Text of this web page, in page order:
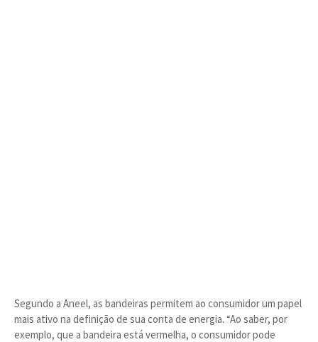
Segundo a Aneel, as bandeiras permitem ao consumidor um papel
mais ativo na definição de sua conta de energia. “Ao saber, por
exemplo, que a bandeira está vermelha, o consumidor pode